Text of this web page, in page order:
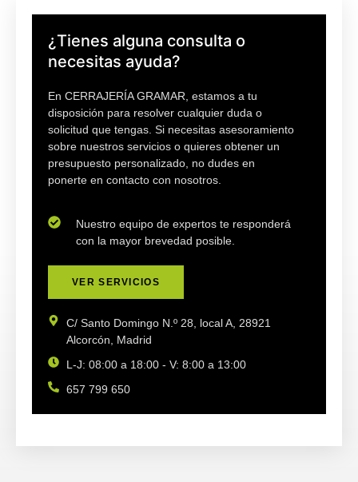
¿Tienes alguna consulta o
necesitas ayuda?
En CERRAJERÍA GRAMAR , estamos a tu
disposición para resolver cualquier duda o
solicitud que tengas. Si necesitas asesoramiento
sobre nuestros servicios o quieres obtener un
presupuesto personalizado, no dudes en
ponerte en contacto con nosotros.
Nuestro equipo de expertos te responderá
con la mayor brevedad posible.
VER SERVICIOS
C/ Santo Domingo N.º 28, local A, 28921
Alcorcón, Madrid
L-J: 08:00 a 18:00 - V: 8:00 a 13:00
657 799 650